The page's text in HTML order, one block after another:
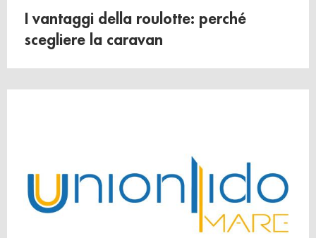
I vantaggi della roulotte: perché
scegliere la caravan